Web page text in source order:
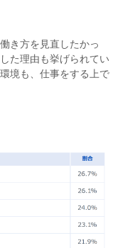
き方を見直したかっ
た理由も挙げられてい
境も、仕事をする上で